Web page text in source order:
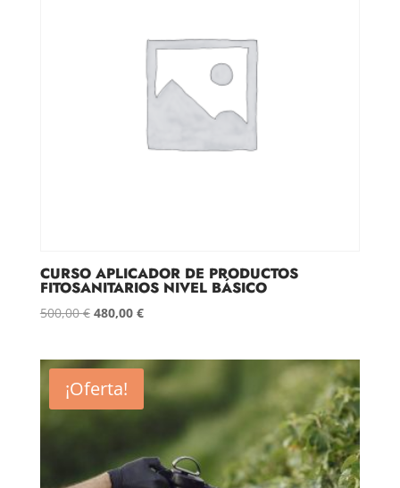
CURSO APLICADOR DE PRODUCTOS
FITOSANITARIOS NIVEL BÁSICO
500,00€ El
era:
500,00 €.
480,00 €El
es:
480,00 €.
¡Oferta!